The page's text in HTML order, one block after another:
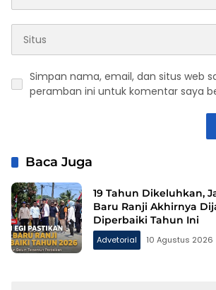
Simpan nama, email, dan situs web
peramban ini untuk komentar saya
Baca Juga
19 Tahun Dikeluhkan,
Baru Ranji Akhirnya
Diperbaiki Tahun Ini
Advetorial 10 Agustus 2026